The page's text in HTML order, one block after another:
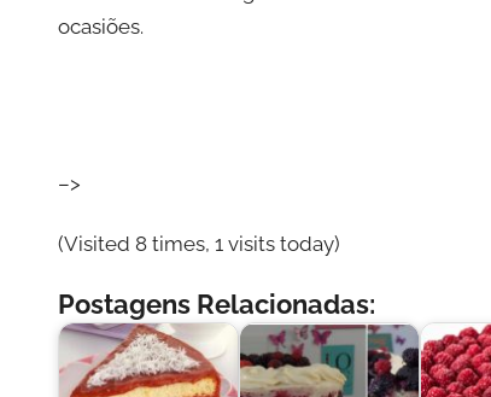
ocasiões.
–>
(Visited 8 times, 1 visits today)
Postagens Relacionadas: